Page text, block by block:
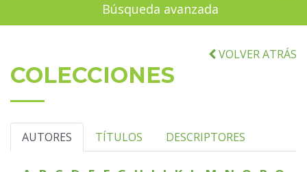
Búsqueda avanzada
VOLVER ATRÁS
COLECCIONES
AUTORES TÍTULOS DESCRIPTORES